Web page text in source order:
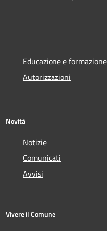
Educazione e formazione
Autorizzazioni
Novità
Notizie
Comunicati
Avvisi
Vivere il Comune